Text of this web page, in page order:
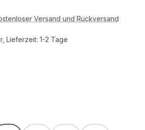
Versand und Rückversand
Lieferzeit: 1-2 Tage